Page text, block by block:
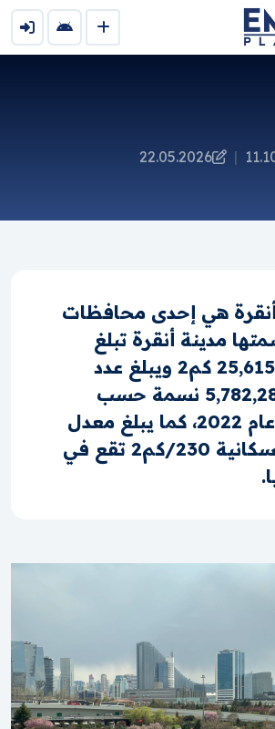
|
22.05.2026
هي إحدى محافظات
مدينة أنقرة تبلغ
مساحتها 25,615 كم2 ويبلغ عدد
سكانها 5,782,285 نسمة حسب
إحصائية عام 2022، كما يبلغ معدل
الكثافة السكانية 230/كم2 تقع في